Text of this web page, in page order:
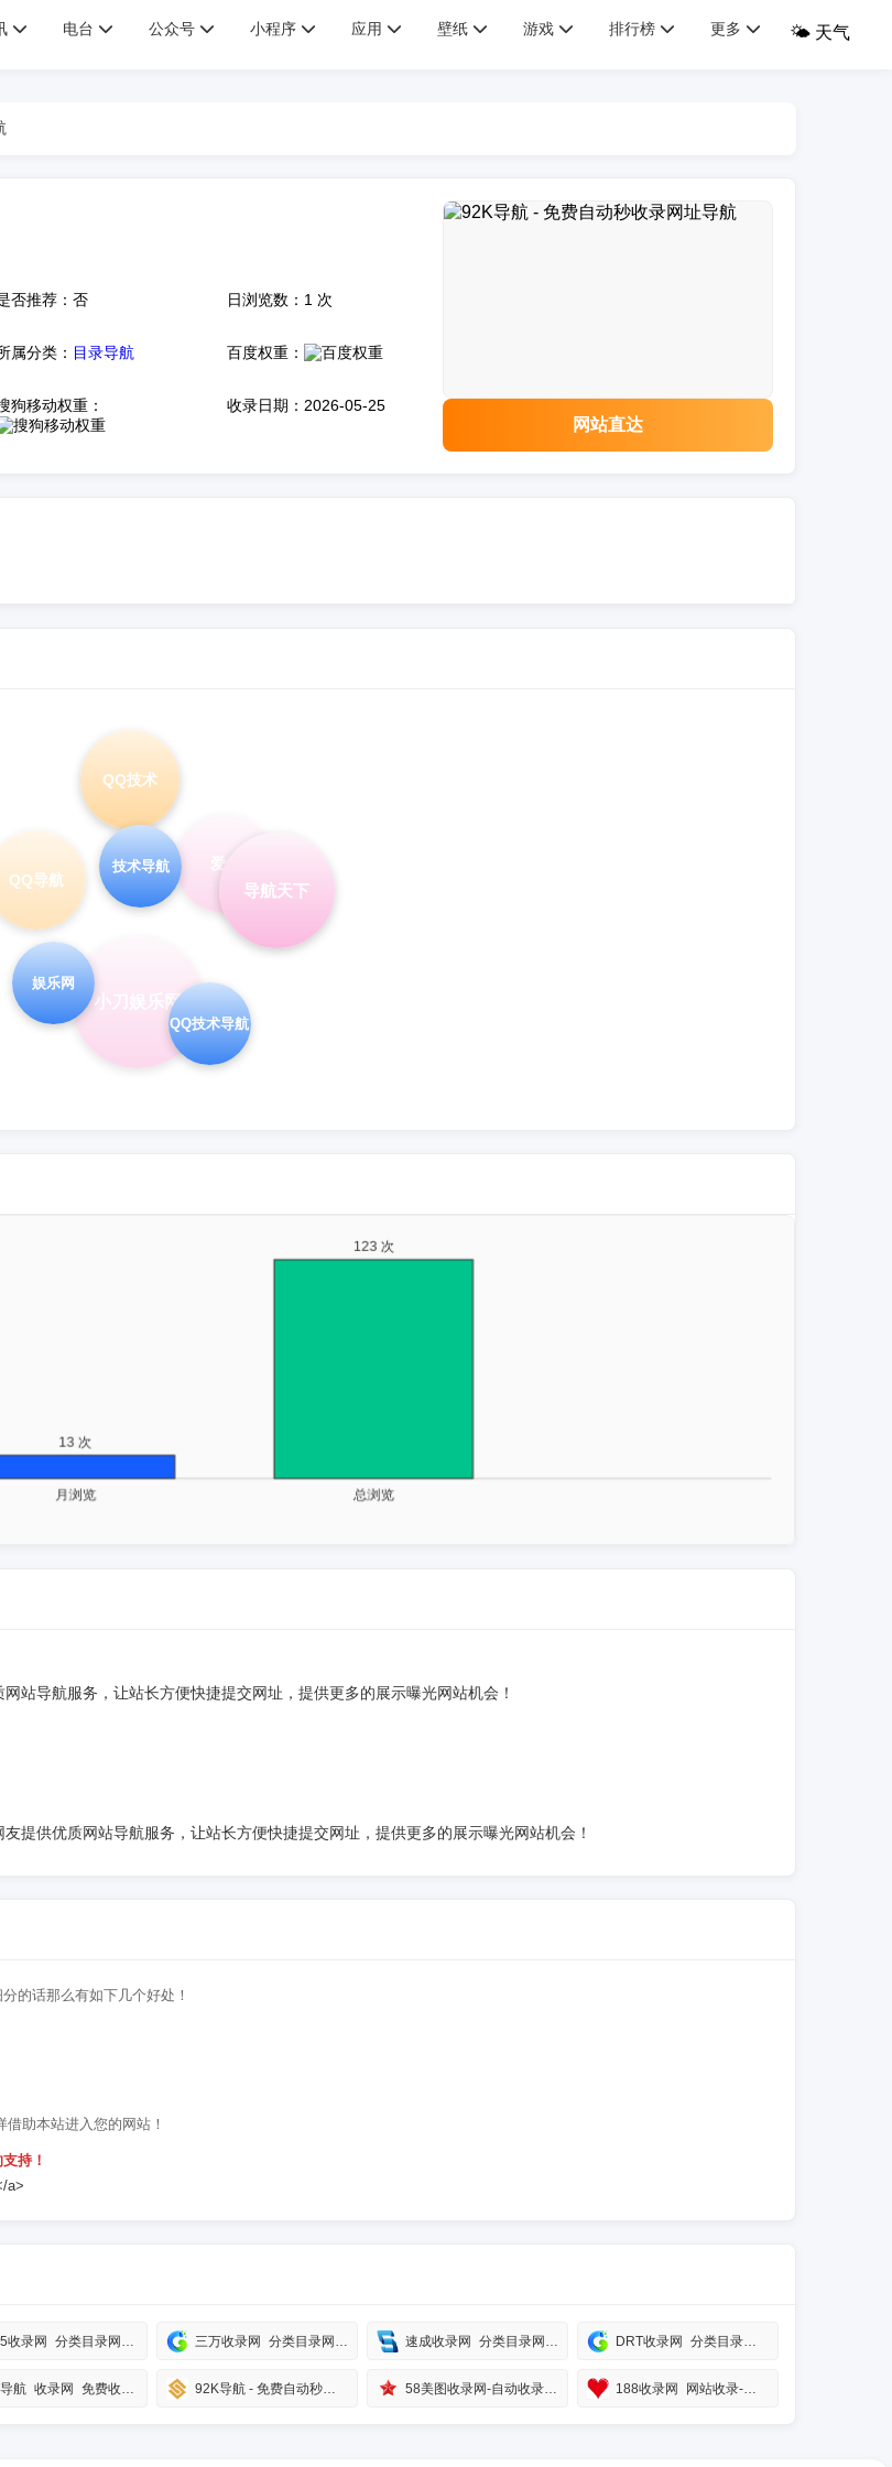
电台 公众号 小程序 应用 壁纸 游戏 排行榜 更多 🌤️ 天气
否推荐：否 日浏览数：1 次
属分类： 目录导航 百度权重：
狗移动权重： 收录日期：2026-05-25
网站直达
QQ技术导航
导航天下
技术导航
娱乐网
小刀娱乐网
爱Q
QQ技术
QQ导航
站导航服务，让站长方便快捷提交网址，提供更多的展示曝光网站机会！
提供优质网站导航服务，让站长方便快捷提交网址，提供更多的展示曝光网站机会！
的话那么有如下几个好处！
助本站进入您的网站！
持！
a>